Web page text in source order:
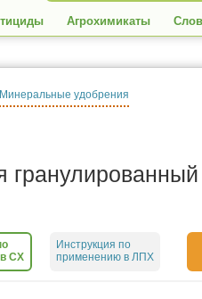
Агрохимикаты
Минеральные удобрения
СХ
Инструкция по
применению в ЛПХ